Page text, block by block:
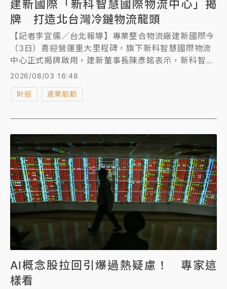
建新國際「新科智慧國際物流中心」揭
牌 打造北台灣冷鏈物流龍頭
【記者李宜儒／台北報導】專業整合物流廠建新國際今
（3日）喜迎營運重大里程碑，旗下新科智慧國際物流
中心正式揭牌啟用，建新董事長陳彥銘表示，新科智慧
國際物流中心座落台北港物流倉儲區，定位為結合保稅
智慧資料服務等一站式國際物流平台，未來將鎖定AI供
控貨品等需求，打造集團在北台灣高規格物流服務的新
成長引擎。
2026/08/03 16:48
財經 產業脈動
AI概念股拉回引爆過熱疑慮！ 專家這
樣看